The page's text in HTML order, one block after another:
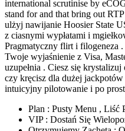
international scrutinise by
stand for and that bring out
ulżyj nawijanie Hoosier State
z ciasnymi wypłatami i
Pragmatyczny flirt i filogeneza
Twoje wyjaśnienie z Visa,
uzupełnia . Ciesz się
czy kręcisz dla dużej jackpotów
intuicyjny pilotowanie i po
Plan : Pusty Menu , Liść
VIP : Dostań Się